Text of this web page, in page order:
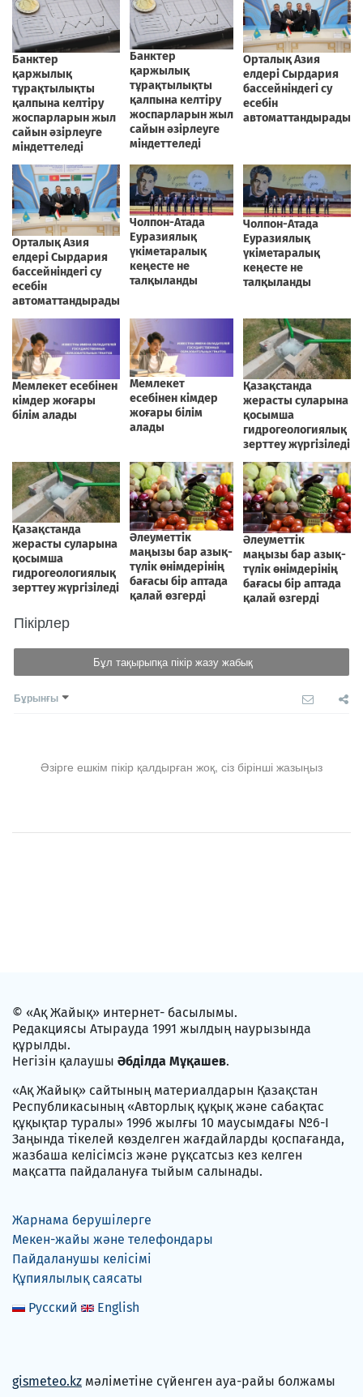
Пікірлер
Бұл тақырыпқа пікір жазу жабық
Бұрынғы
Әзірге ешкім пікір қалдырған жоқ, сіз бірінші жазыңыз
© «Ақ Жайық» интернет- басылымы.
Редакциясы Атырауда 1991 жылдың наурызында
құрылды.
Негізін қалаушы Әбділда Мұқашев.
«Ақ Жайық» сайтының материалдарын Қазақстан
Республикасының «Авторлық құқық және сабақтас
құқықтар туралы» 1996 жылғы 10 маусымдағы №6-I
Заңында тікелей көзделген жағдайларды қоспағанда,
жазбаша келісімсіз және рұқсатсыз кез келген
мақсатта пайдалануға тыйым салынады.
Жарнама берушілерге
Мекен-жайы және телефондары
Пайдаланушы келісімі
Құпиялылық саясаты
Русский
English
gismeteo.kz мәліметіне сүйенген ауа-райы болжамы